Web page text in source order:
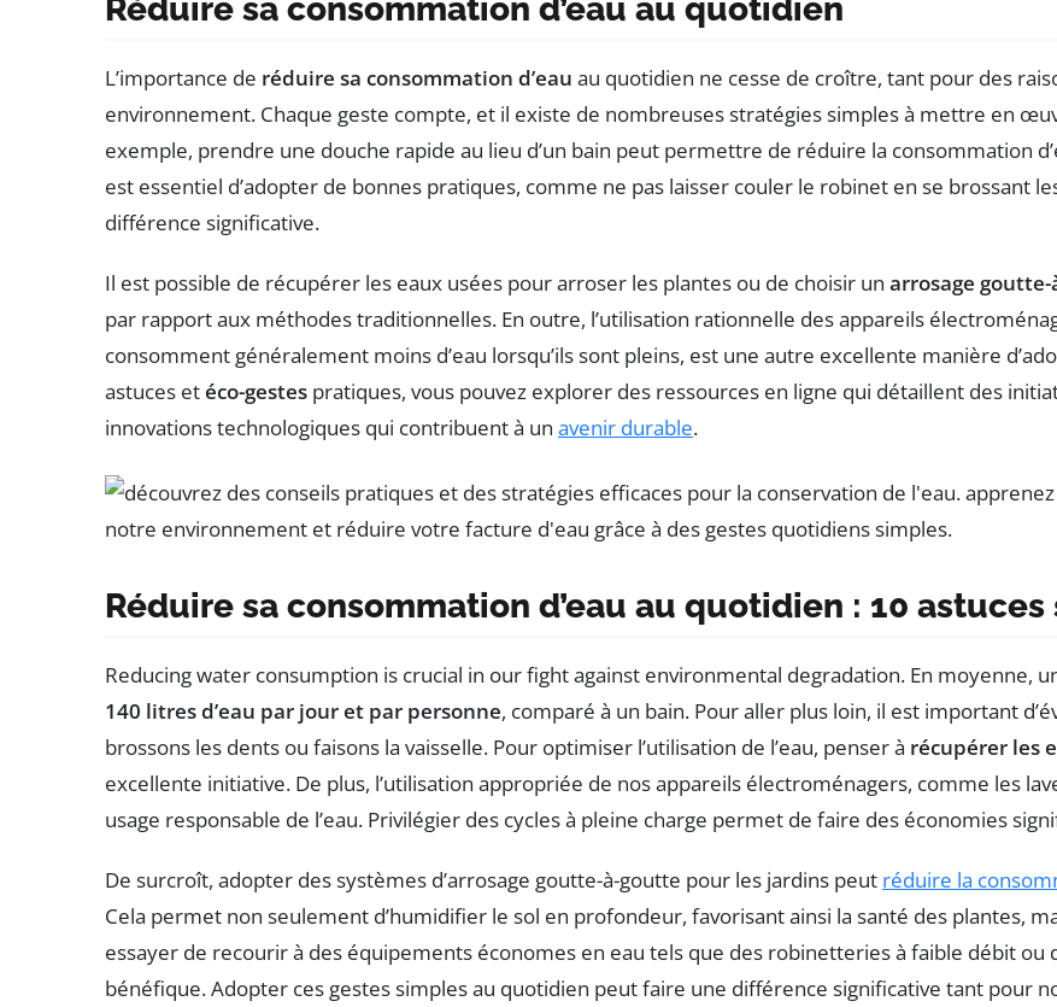
Réduire sa consommation d’eau au quotidien
L’importance de réduire sa consommation d’eau au quotidien ne cesse de croître, tant pour des
environnement. Chaque geste compte, et il existe de nombreuses stratégies simples à mettre en
exemple, prendre une douche rapide au lieu d’un bain peut permettre de réduire la consommation
est essentiel d’adopter de bonnes pratiques, comme ne pas laisser couler le robinet en se brossant
différence significative.
Il est possible de récupérer les eaux usées pour arroser les plantes ou de choisir un arrosage
par rapport aux méthodes traditionnelles. En outre, l’utilisation rationnelle des appareils
consomment généralement moins d’eau lorsqu’ils sont pleins, est une autre excellente manière
astuces etéco-gestes pratiques, vous pouvez explorer des ressources en ligne qui détaillent des
innovations technologiques qui contribuent à un avenir durable.
Réduire sa consommation d’eau au quotidien : 10
Reducing water consumption is crucial in our fight against environmental degradation. En moyenne,
140 litres d’eau par jour et par personne, comparé à un bain. Pour aller plus loin, il est important
brossons les dents ou faisons la vaisselle. Pour optimiser l’utilisation de l’eau, penser à récupérer les
excellente initiative. De plus, l’utilisation appropriée de nos appareils électroménagers, comme les
usage responsable de l’eau. Privilégier des cycles à pleine charge permet de faire des économies
De surcroît, adopter des systèmes d’arrosage goutte-à-goutte pour les jardins peut réduire la
Cela permet non seulement d’humidifier le sol en profondeur, favorisant ainsi la santé des plantes,
essayer de recourir à des équipements économes en eau tels que des robinetteries à faible débit ou
bénéfique. Adopter ces gestes simples au quotidien peut faire une différence significative tant pour